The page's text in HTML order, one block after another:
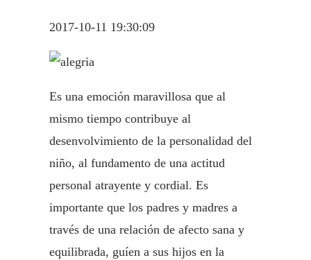
2017-10-11 19:30:09
Es una emoción maravillosa que al
mismo tiempo contribuye al
desenvolvimiento de la personalidad del
niño, al fundamento de una actitud
personal atrayente y cordial. Es
importante que los padres y madres a
través de una relación de afecto sana y
equilibrada, guíen a sus hijos en la